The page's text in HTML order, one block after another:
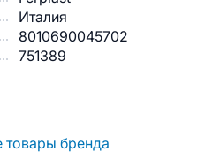
Италия
8010690045702
751389
товары бренда